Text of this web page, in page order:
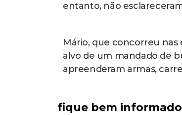
entanto, não
Mário, que concorreu nas
alvo de um mandado de
apreenderam armas,
fique bem informado